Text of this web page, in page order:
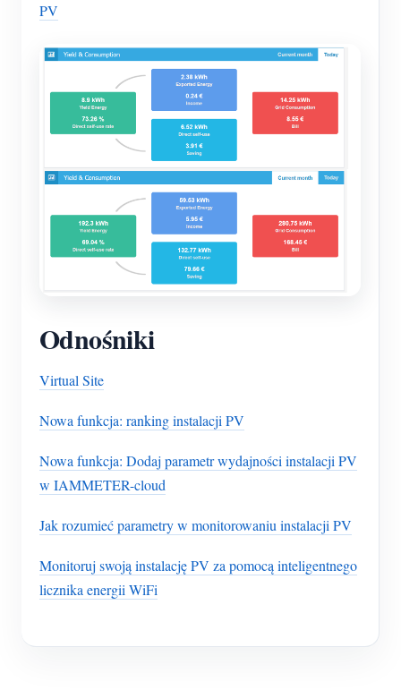
PV
Odnośniki
Virtual Site
Nowa funkcja: ranking instalacji PV
Nowa funkcja: Dodaj parametr wydajności instalacji PV
w IAMMETER-cloud
Jak rozumieć parametry w monitorowaniu instalacji PV
Monitoruj swoją instalację PV za pomocą inteligentnego
licznika energii WiFi